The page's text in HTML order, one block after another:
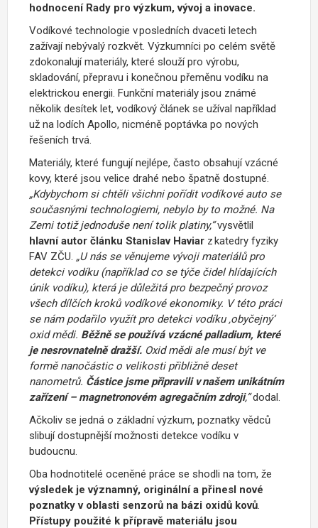
hodnocení Rady pro výzkum, vývoj a inovace.
Vodíkové technologie v posledních dvaceti letech
zažívají nebývalý rozkvět. Výzkumníci po celém světě
zdokonalují materiály, které slouží pro výrobu,
skladování, přepravu i konečnou přeměnu vodíku na
elektrickou energii. Funkční materiály jsou známé
několik desítek let, vodíkový článek se užíval například
už na lodích Apollo, nicméně poptávka po nových
řešeních trvá.
Materiály, které fungují nejlépe, často obsahují vzácné
kovy, které jsou velice drahé nebo špatně dostupné.
„Kdybychom si chtěli všichni pořídit vodíkové auto se
současnými technologiemi, nebylo by to možné. Na
Zemi totiž jednoduše není tolik platiny,“ vysvětlil
hlavní autor článku Stanislav Haviar z katedry fyziky
FAV ZČU. „U nás se věnujeme vývoji materiálů pro
detekci vodíku (například co se týče čidel hlídajících
únik vodíku), která je důležitá pro bezpečný provoz
všech dílčích kroků vodíkové ekonomiky. V této práci
se nám podařilo využít pro detekci vodíku ‚obyčejný‘
oxid mědi. Běžně se používá vzácné palladium, které
je nesrovnatelně dražší. Oxid mědi ale musí být ve
formě nanočástic o velikosti přibližně deset
nanometrů. Částice jsme připravili v našem unikátním
zařízení – magnetronovém agregačním zdroji,“ dodal.
Ačkoliv se jedná o základní výzkum, poznatky vědců
slibují dostupnější možnosti detekce vodíku v
budoucnu.
Oba hodnotitelé oceněné práce se shodli na tom, že
výsledek je významný, originální a přinesl nové
poznatky v oblasti senzorů na bázi oxidů kovů.
Přístupy použité k přípravě materiálu jsou